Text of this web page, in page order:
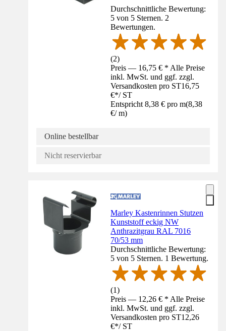
Durchschnittliche Bewertung:
5 von 5 Sternen. 2
Bewertungen.
(2)
Preis — 16,75 € * Alle Preise
inkl. MwSt. und ggf. zzgl.
Versandkosten pro ST16,75
€*/ ST
Entspricht 8,38 € pro m(8,38
€/ m)
Online bestellbar
Nicht reservierbar
Marley Kastenrinnen Stutzen
Kunststoff eckig NW
Anthrazitgrau RAL 7016
70/53 mm
Durchschnittliche Bewertung:
5 von 5 Sternen. 1 Bewertung.
(1)
Preis — 12,26 € * Alle Preise
inkl. MwSt. und ggf. zzgl.
Versandkosten pro ST12,26
€*/ ST